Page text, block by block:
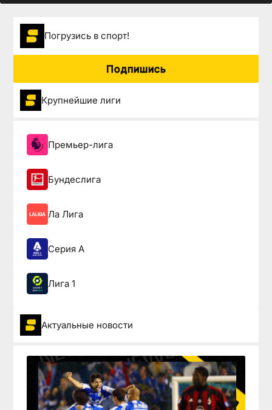
Погрузиcь в спорт!
Подпишись
Крупнейшие лиги
Премьер-лига
Бундеслига
Ла Лига
Серия А
Лига 1
Актуальные новости